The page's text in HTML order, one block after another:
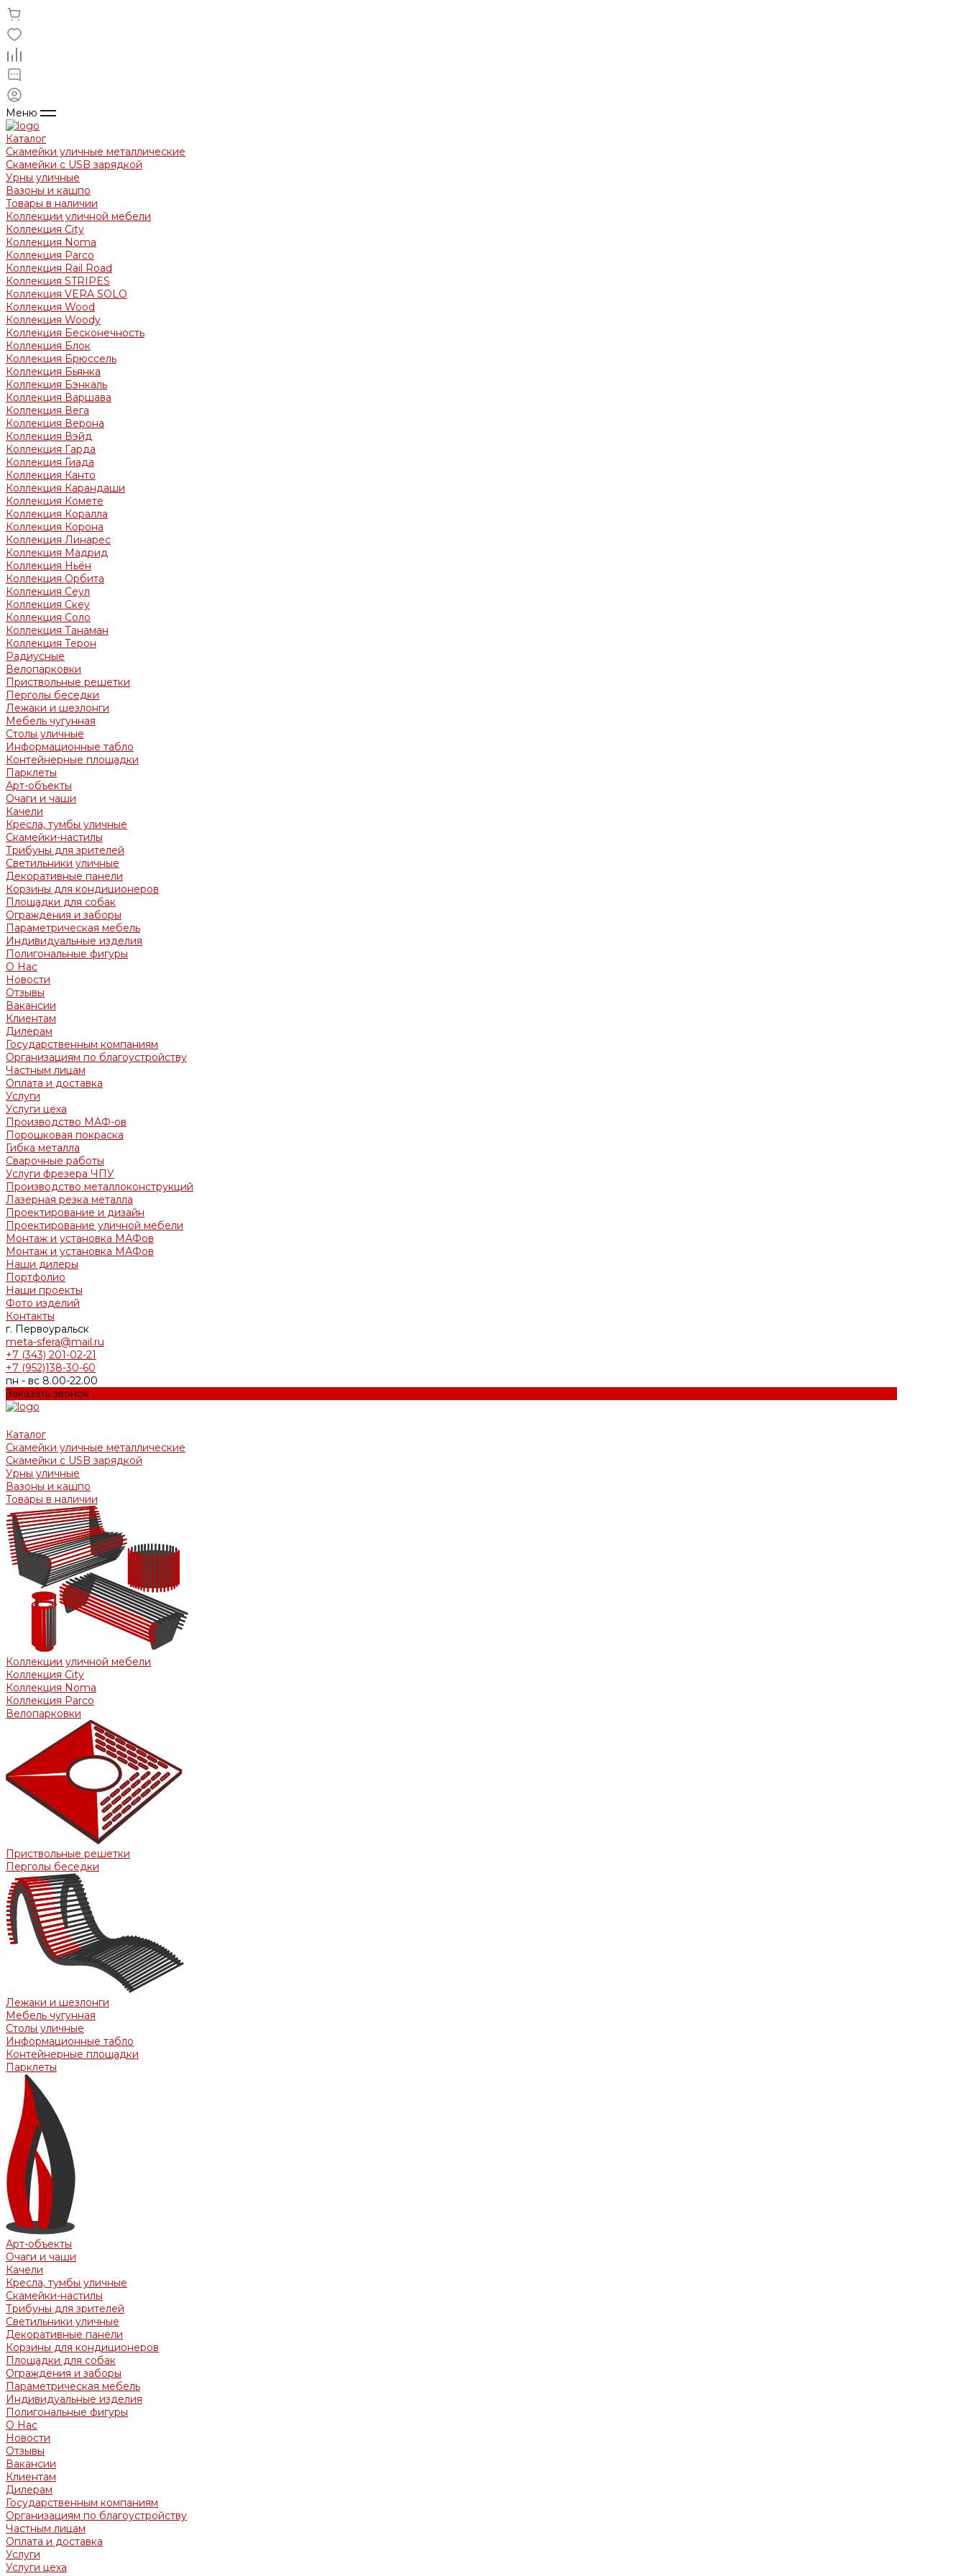
Меню
Каталог
Скамейки уличные металлические
Скамейки с USB зарядкой
Урны уличные
Вазоны и кашпо
Товары в наличии
Коллекции уличной мебели
Коллекция City
Коллекция Noma
Коллекция Parco
Коллекция Rail Road
Коллекция STRIPES
Коллекция VERA SOLO
Коллекция Wood
Коллекция Woody
Коллекция Бесконечность
Коллекция Блок
Коллекция Брюссель
Коллекция Бьянка
Коллекция Бэнкаль
Коллекция Варшава
Коллекция Вега
Коллекция Верона
Коллекция Вэйд
Коллекция Гарда
Коллекция Гиада
Коллекция Канто
Коллекция Карандаши
Коллекция Комете
Коллекция Коралла
Коллекция Корона
Коллекция Линарес
Коллекция Мадрид
Коллекция Ньён
Коллекция Орбита
Коллекция Сеул
Коллекция Скеу
Коллекция Соло
Коллекция Танаман
Коллекция Терон
Радиусные
Велопарковки
Приствольные решетки
Перголы беседки
Лежаки и шезлонги
Мебель чугунная
Столы уличные
Информационные табло
Контейнерные площадки
Парклеты
Арт-объекты
Очаги и чаши
Качели
Кресла, тумбы уличные
Скамейки-настилы
Трибуны для зрителей
Светильники уличные
Декоративные панели
Корзины для кондиционеров
Площадки для собак
Ограждения и заборы
Параметрическая мебель
Индивидуальные изделия
Полигональные фигуры
О Нас
Новости
Отзывы
Вакансии
Клиентам
Дилерам
Государственным компаниям
Организациям по благоустройству
Частным лицам
Оплата и доставка
Услуги
Услуги цеха
Производство МАФ-ов
Порошковая покраска
Гибка металла
Сварочные работы
Услуги фрезера ЧПУ
Производство металлоконструкций
Лазерная резка металла
Проектирование и дизайн
Проектирование уличной мебели
Монтаж и установка МАФов
Монтаж и установка МАФов
Наши дилеры
Портфолио
Наши проекты
Фото изделий
Контакты
г. Первоуральск
meta-sfera@mail.ru
+7 (343) 201-02-21
+7 (952)138-30-60
пн - вс 8.00-22.00
Заказать звонок
Каталог
Скамейки уличные металлические
Скамейки с USB зарядкой
Урны уличные
Вазоны и кашпо
Товары в наличии
Коллекции уличной мебели
Коллекция City
Коллекция Noma
Коллекция Parco
Велопарковки
Приствольные решетки
Перголы беседки
Лежаки и шезлонги
Мебель чугунная
Столы уличные
Информационные табло
Контейнерные площадки
Парклеты
Арт-объекты
Очаги и чаши
Качели
Кресла, тумбы уличные
Скамейки-настилы
Трибуны для зрителей
Светильники уличные
Декоративные панели
Корзины для кондиционеров
Площадки для собак
Ограждения и заборы
Параметрическая мебель
Индивидуальные изделия
Полигональные фигуры
О Нас
Новости
Отзывы
Вакансии
Клиентам
Дилерам
Государственным компаниям
Организациям по благоустройству
Частным лицам
Оплата и доставка
Услуги
Услуги цеха